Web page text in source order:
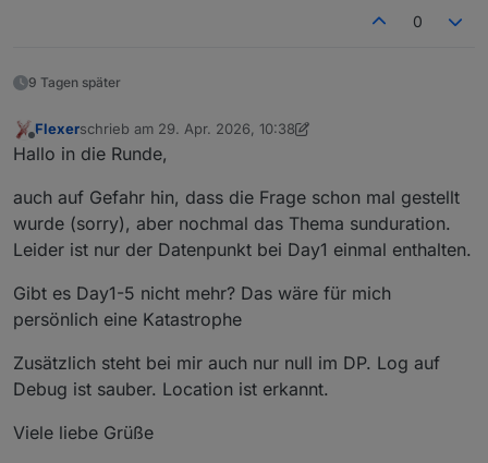
0
9 Tagen später
Offline
Flexerschrieb am 29. Apr. 2026, 10:38
zuletzt editiert von Flexer
Hallo in die Runde,
auch auf Gefahr hin, dass die Frage schon mal gestellt
wurde (sorry), aber nochmal das Thema sunduration.
Leider ist nur der Datenpunkt bei Day1 einmal enthalten.
Gibt es Day1-5 nicht mehr? Das wäre für mich
persönlich eine Katastrophe
Zusätzlich steht bei mir auch nur null im DP. Log auf
Debug ist sauber. Location ist erkannt.
Viele liebe Grüße